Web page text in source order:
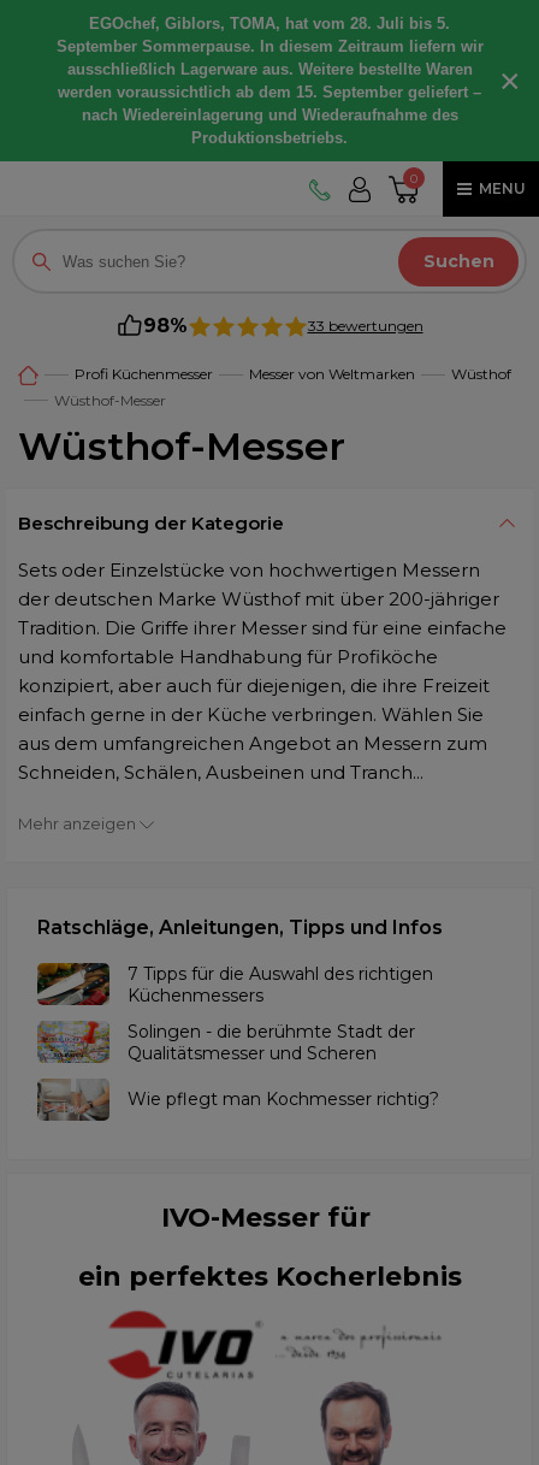
EGOchef, Giblors, TOMA, hat vom 28. Juli bis 5.
September Sommerpause. In diesem Zeitraum liefern wir
ausschließlich Lagerware aus. Weitere bestellte Waren
werden voraussichtlich ab dem 15. September geliefert –
nach Wiedereinlagerung und Wiederaufnahme des
Produktionsbetriebs.
×
0
MENU
Suchen
98% 33 bewertungen
Profi Küchenmesser Messer von Weltmarken
Wüsthof
Wüsthof-Messer
Wüsthof-Messer
Beschreibung der Kategorie
Sets oder Einzelstücke von hochwertigen Messern
der deutschen Marke Wüsthof mit über 200-jähriger
Tradition. Die Griffe ihrer Messer sind für eine einfache
und komfortable Handhabung für Profiköche
konzipiert, aber auch für diejenigen, die ihre Freizeit
einfach gerne in der Küche verbringen. Wählen Sie
aus dem umfangreichen Angebot an Messern zum
Schneiden, Schälen, Ausbeinen und Tranch...
Mehr anzeigen
Ratschläge, Anleitungen, Tipps und Infos
7 Tipps für die Auswahl des richtigen
Küchenmessers
Solingen - die berühmte Stadt der
Qualitätsmesser und Scheren
Wie pflegt man Kochmesser richtig?
IVO-Messer für
ein perfektes Kocherlebnis